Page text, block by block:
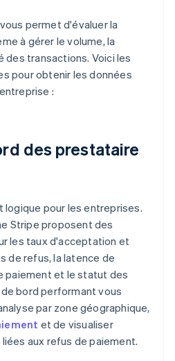
permet d'évaluer la
à gérer le volume, la
transactions. Voici les
pour obtenir les données
:
des prestataire
logique pour les entreprises.
Stripe proposent des
les taux d'acceptation et
de refus, la latence de
paiement et le statut des
bord performant vous
par zone géographique,
et de visualiser
aux refus de paiement.